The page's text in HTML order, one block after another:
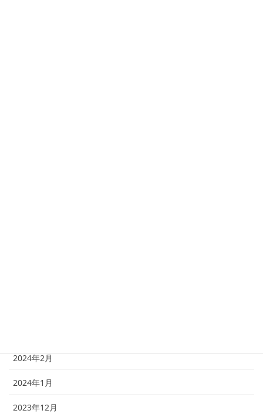
2024年2月
2024年1月
2023年12月